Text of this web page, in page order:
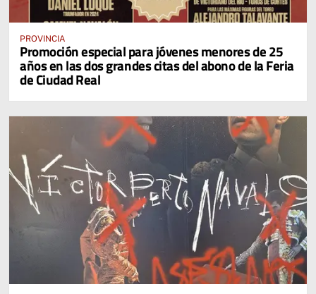
PROVINCIA
Promoción especial para jóvenes menores de 25
años en las dos grandes citas del abono de la Feria
de Ciudad Real